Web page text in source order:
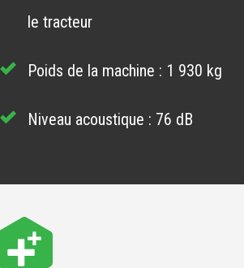
le tracteur
Poids de la machine : 1 930 kg
Niveau acoustique : 76 dB